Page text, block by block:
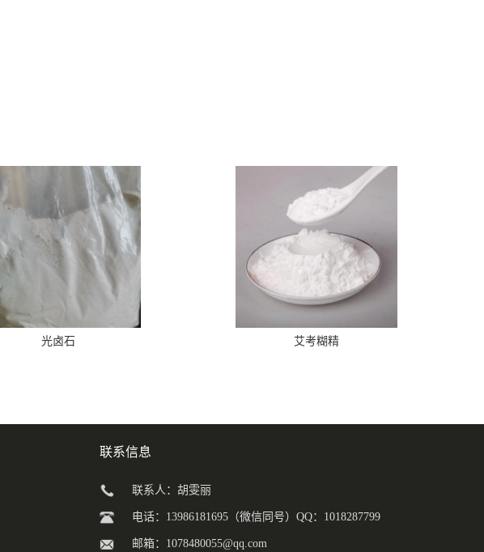
光卤石 艾考糊精
联系信息
联系人：胡雯丽
电话：13986181695（微信同号）QQ：1018287799
邮箱： 1078480055@qq.com